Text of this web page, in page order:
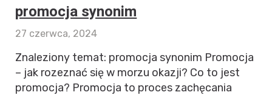
promocja synonim
27 czerwca, 2024
Znaleziony temat: promocja synonim Promocja
– jak rozeznać się w morzu okazji? Co to jest
promocja? Promocja to proces zachęcania